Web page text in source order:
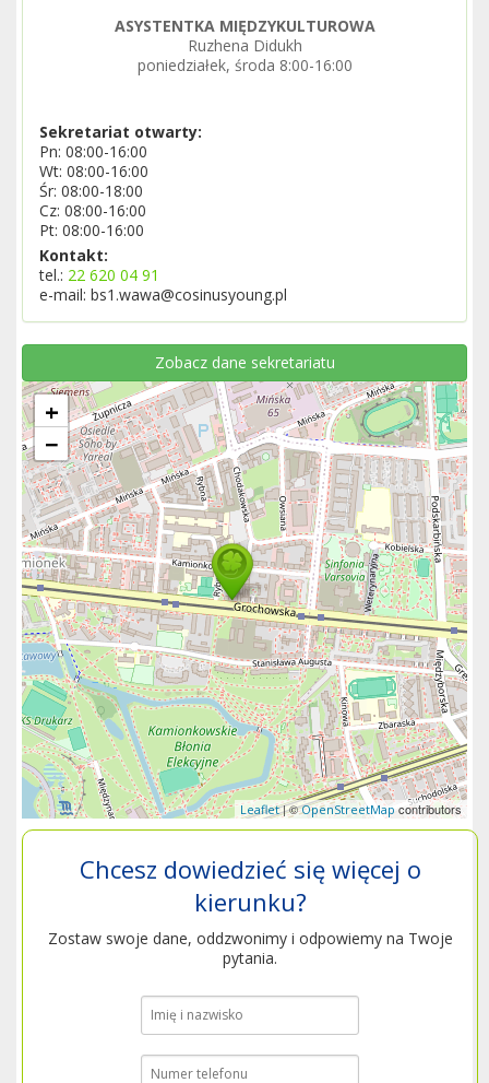
ASYSTENTKA MIĘDZYKULTUROWA
Ruzhena Didukh
poniedziałek, środa 8:00-16:00
Sekretariat otwarty:
Pn: 08:00-16:00
Wt: 08:00-16:00
Śr: 08:00-18:00
Cz: 08:00-16:00
Pt: 08:00-16:00
Kontakt:
tel.: 22 620 04 91
e-mail: bs1.wawa@cosinusyoung.pl
Zobacz dane sekretariatu
+
−
Leaflet| ©OpenStreetMapcontributors
Chcesz dowiedzieć się więcej o
kierunku?
Zostaw swoje dane, oddzwonimy i odpowiemy na Twoje
pytania.